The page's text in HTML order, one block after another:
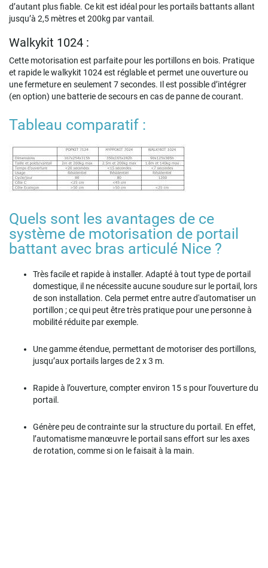
d’autant plus fiable. Ce kit est idéal pour les portails battants allant
jusqu’à 2,5 mètres et 200kg par vantail.
Walkykit 1024 :
Cette motorisation est parfaite pour les portillons en bois. Pratique
et rapide le walkykit 1024 est réglable et permet une ouverture ou
une fermeture en seulement 7 secondes. Il est possible d’intégrer
(en option) une batterie de secours en cas de panne de courant.
Tableau comparatif :
Quels sont les avantages de ce
système de motorisation de portail
battant avec bras articulé Nice ?
Très facile et rapide à installer. Adapté à tout type de portail
domestique, il ne nécessite aucune soudure sur le portail, lors
de son installation. Cela permet entre autre d'automatiser un
portillon ; ce qui peut être très pratique pour une personne à
mobilité réduite par exemple.
Une gamme étendue, permettant de motoriser des portillons,
jusqu’aux portails larges de 2 x 3 m.
Rapide à l’ouverture, compter environ 15 s pour l’ouverture du
portail.
Génère peu de contrainte sur la structure du portail. En effet,
l’automatisme manœuvre le portail sans effort sur les axes
de rotation, comme si on le faisait à la main.